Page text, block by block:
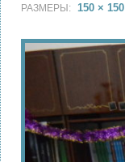
РАЗМЕРЫ: 150 × 150